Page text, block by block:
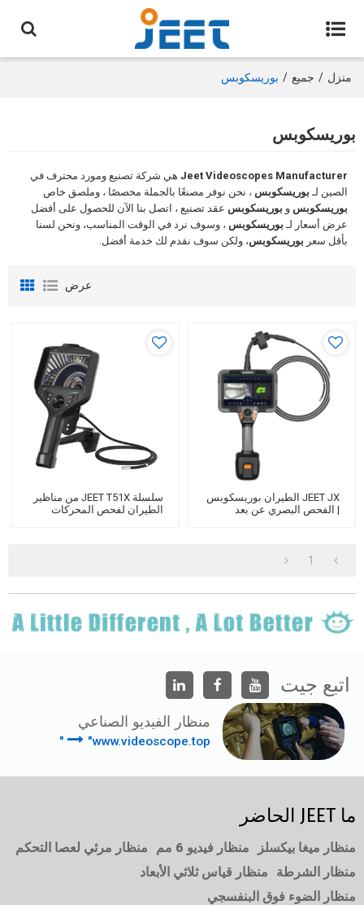
منزل / جميع / بوريسكوبس
بوريسكوبس
Jeet Videoscopes Manufacturer هي شركة تصنيع ومورد محترف في
الصين لـ بوريسكوبس ، نحن نوفر مصنعًا بالجملة مخصصًا ، وملصق خاص
بوريسكوبس و بوريسكوبس عقد تصنيع ، اتصل بنا الآن للحصول على أفضل
عرض أسعار لـ بوريسكوبس ، وسوف نرد في الوقت المناسب، ونحن لسنا
بأقل سعر بوريسكوبس، ولكن سوف نقدم لك خدمة أفضل.
عرض
JEET JX الطيران بوريسكوبس
| الفحص البصري عن بعد
سلسلة JEET T51X من مناظير
الطيران لفحص المحركات
1
اتبع جيت
منظار الفيديو الصناعي
"www.videoscope.top"
ما JEET الحاضر
منظار ميغا بيكسلز منظار فيديو 6 مم
منظار مرئي لعصا التحكم
منظار الشرطة
منظار قياس ثلاثي الأبعاد
منظار الضوء فوق البنفسجي